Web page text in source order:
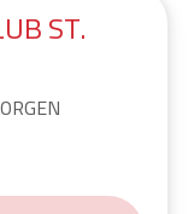
ST.